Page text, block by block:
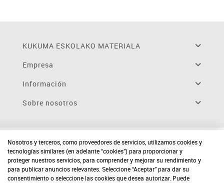
KUKUMA ESKOLAKO MATERIALA
Empresa
Información
Sobre nosotros
Nosotros y terceros, como proveedores de servicios, utilizamos cookies y
tecnologías similares (en adelante “cookies”) para proporcionar y
proteger nuestros servicios, para comprender y mejorar su rendimiento y
para publicar anuncios relevantes. Seleccione “Aceptar” para dar su
consentimiento o seleccione las cookies que desea autorizar. Puede